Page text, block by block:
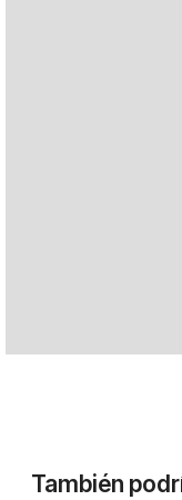
También